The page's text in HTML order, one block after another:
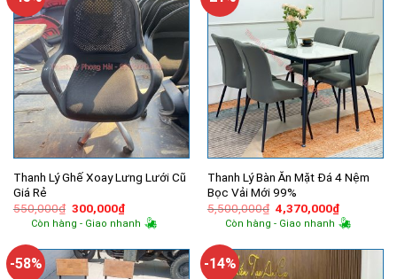
Thanh Lý Ghế Xoay Lưng Lưới Cũ
Giá Rẻ
550,000₫ Giá
gốc
là:
300,000₫Giá
hiện
tại
300,000₫.
Còn hàng - Giao nhanh
Thanh Lý Bàn Ăn Mặt Đá 4 Nệm
Bọc Vải Mới 99%
5,500,000₫ Giá
gốc
là:
4,370,000₫Giá
hiện
tại
Còn hàng - Giao nhanh
-58% -14%